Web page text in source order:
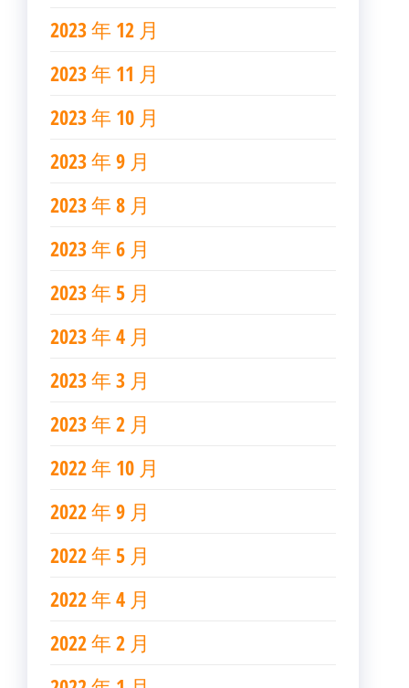
2023 年 12 月
2023 年 11 月
2023 年 10 月
2023 年 9 月
2023 年 8 月
2023 年 6 月
2023 年 5 月
2023 年 4 月
2023 年 3 月
2023 年 2 月
2022 年 10 月
2022 年 9 月
2022 年 5 月
2022 年 4 月
2022 年 2 月